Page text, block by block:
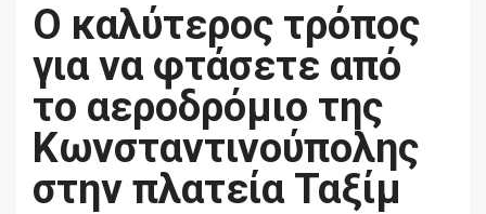
Ο καλύτερος τρόπος
για να φτάσετε από
το αεροδρόμιο της
Κωνσταντινούπολης
στην πλατεία Ταξίμ